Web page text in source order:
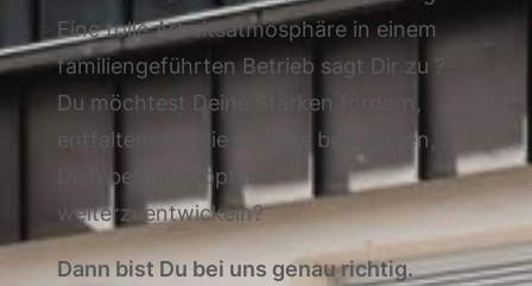
Eine tolle Arbeitsatmosphäre in einem
familiengeführten Betrieb sagt Dir zu ?
Du möchtest Deine Stärken fördern,
entfalten und die Chance bekommen,
Dich beruflich optimal
weiterzuentwickeln?
Dann bist Du bei uns genau richtig.